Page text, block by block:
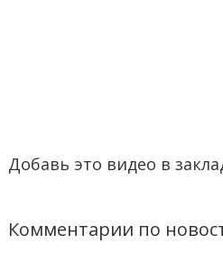
Добавь это видео в
Комментарии по